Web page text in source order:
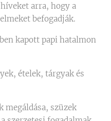
arra, hogy a
befogadják.
kapott papi hatalmon
ételek, tárgyak és
megáldása, szüzek